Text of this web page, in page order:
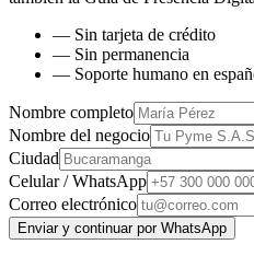
— Sin tarjeta de crédito
— Sin permanencia
— Soporte humano en
Nombre completo
Nombre del negocio
Ciudad
Celular / WhatsApp
Correo electrónico
Enviar y continuar por WhatsApp